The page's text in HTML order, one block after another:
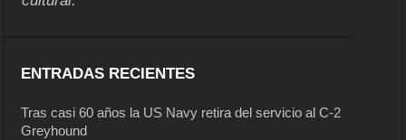
ENTRADAS RECIENTES
Tras casi 60 años la US Navy retira del servicio al C-2
Greyhound